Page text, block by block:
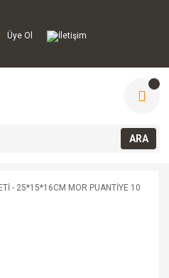
Üye Ol İletişim
ARA